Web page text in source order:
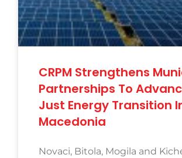
CRPM Strengthens
Partnerships To
Just Energy Transition
Macedonia
Novaci, Bitola, Mogila and